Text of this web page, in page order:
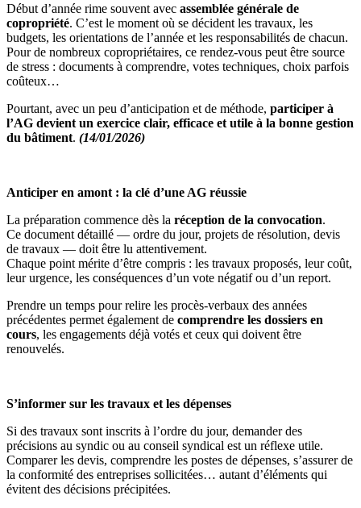
Début d’année rime souvent avec assemblée générale de
copropriété. C’est le moment où se décident les travaux, les
budgets, les orientations de l’année et les responsabilités de chacun.
Pour de nombreux copropriétaires, ce rendez-vous peut être source
de stress : documents à comprendre, votes techniques, choix parfois
coûteux…
Pourtant, avec un peu d’anticipation et de méthode, participer à
l’AG devient un exercice clair, efficace et utile à la bonne gestion
du bâtiment. (14/01/2026)
Anticiper en amont : la clé d’une AG réussie
La préparation commence dès la réception de la convocation.
Ce document détaillé — ordre du jour, projets de résolution, devis
de travaux — doit être lu attentivement.
Chaque point mérite d’être compris : les travaux proposés, leur coût,
leur urgence, les conséquences d’un vote négatif ou d’un report.
Prendre un temps pour relire les procès-verbaux des années
précédentes permet également de comprendre les dossiers en
cours, les engagements déjà votés et ceux qui doivent être
renouvelés.
S’informer sur les travaux et les dépenses
Si des travaux sont inscrits à l’ordre du jour, demander des
précisions au syndic ou au conseil syndical est un réflexe utile.
Comparer les devis, comprendre les postes de dépenses, s’assurer de
la conformité des entreprises sollicitées… autant d’éléments qui
évitent des décisions précipitées.